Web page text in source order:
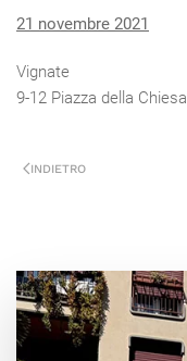
21 novembre 2021
Vignate
9-12 Piazza della Chiesa
INDIETRO